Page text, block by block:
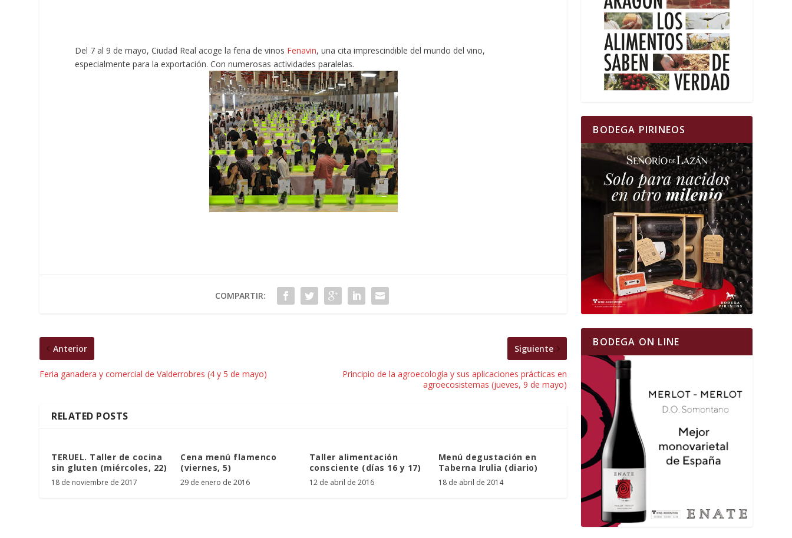
Del 7 al 9 de mayo, Ciudad Real acoge la feria de vinos Fenavin, una cita imprescindible del mundo del vino,
especialmente para la exportación. Con numerosas actividades paralelas.
COMPARTIR:
Anterior
Feria ganadera y comercial de Valderrobres (4 y 5 de mayo)
Siguiente
Principio de la agroecología y sus aplicaciones prácticas en
agroecosistemas (jueves, 9 de mayo)
RELATED POSTS
TERUEL. Taller de cocina
sin gluten (miércoles, 22)
18 de noviembre de 2017
Cena menú flamenco
(viernes, 5)
29 de enero de 2016
Taller alimentación
consciente (días 16 y 17)
12 de abril de 2016
Menú degustación en
Taberna Irulia (diario)
18 de abril de 2014
BODEGA PIRINEOS
BODEGA ON LINE